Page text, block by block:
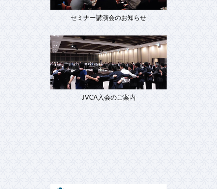
セミナー講演会のお知らせ
JVCA入会のご案内